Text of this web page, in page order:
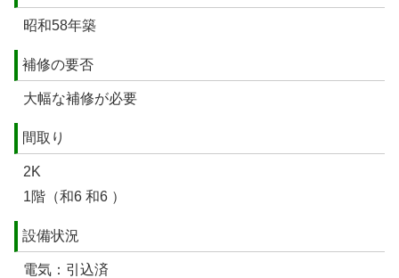
昭和58年築
補修の要否
大幅な補修が必要
間取り
2K
1階（和6 和6 ）
設備状況
電気：引込済